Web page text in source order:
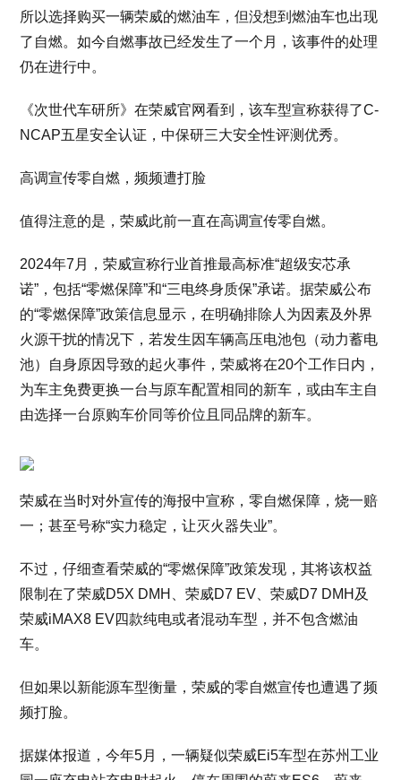
所以选择购买一辆荣威的燃油车，但没想到燃油车也出现
了自燃。如今自燃事故已经发生了一个月，该事件的处理
仍在进行中。
《次世代车研所》在荣威官网看到，该车型宣称获得了C-
NCAP五星安全认证，中保研三大安全性评测优秀。
高调宣传零自燃，频频遭打脸
值得注意的是，荣威此前一直在高调宣传零自燃。
2024年7月，荣威宣称行业首推最高标准“超级安芯承
诺”，包括“零燃保障”和“三电终身质保”承诺。据荣威公布
的“零燃保障”政策信息显示，在明确排除人为因素及外界
火源干扰的情况下，若发生因车辆高压电池包（动力蓄电
池）自身原因导致的起火事件，荣威将在20个工作日内，
为车主免费更换一台与原车配置相同的新车，或由车主自
由选择一台原购车价同等价位且同品牌的新车。
荣威在当时对外宣传的海报中宣称，零自燃保障，烧一赔
一；甚至号称“实力稳定，让灭火器失业”。
不过，仔细查看荣威的“零燃保障”政策发现，其将该权益
限制在了荣威D5X DMH、荣威D7 EV、荣威D7 DMH及
荣威iMAX8 EV四款纯电或者混动车型，并不包含燃油
车。
但如果以新能源车型衡量，荣威的零自燃宣传也遭遇了频
频打脸。
据媒体报道，今年5月，一辆疑似荣威Ei5车型在苏州工业